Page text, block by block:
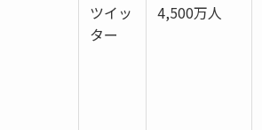
ツイッ
ター
4,500万人